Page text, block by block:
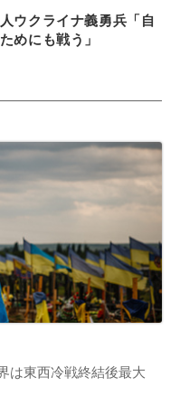
ウクライナ義勇兵「自
めにも戦う」
は東西冷戦終結後最大